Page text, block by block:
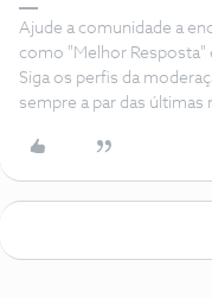
Ajude a comunidade a
como "Melhor Resposta"
Siga os perfis da
sempre a par das últimas